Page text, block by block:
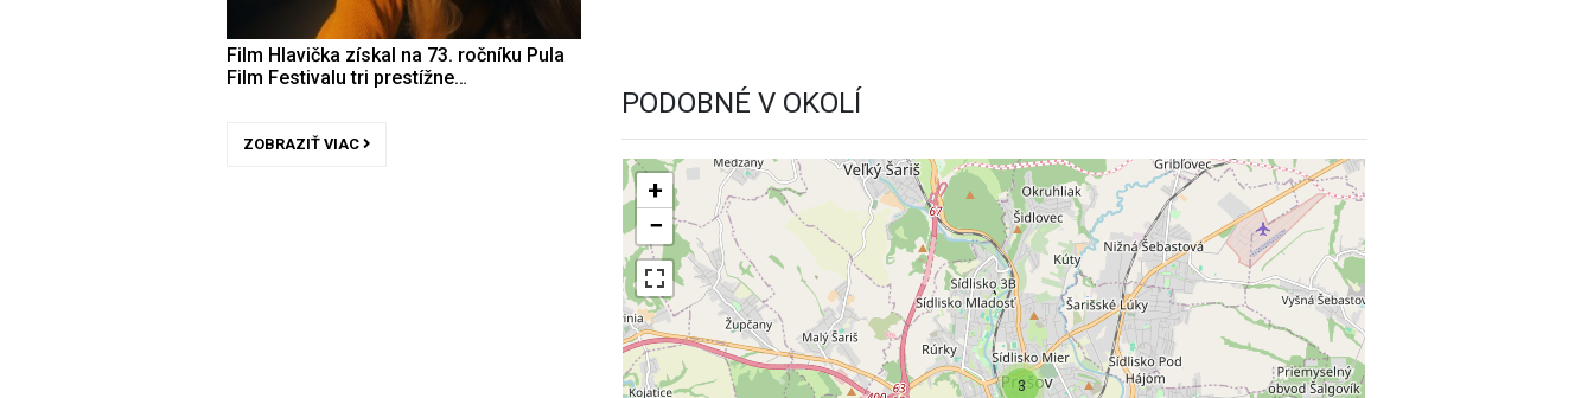
Film Hlavička získal na 73. ročníku Pula
Film Festivalu tri prestížne…
ZOBRAZIŤ VIAC
PODOBNÉ V OKOLÍ
3
+
−